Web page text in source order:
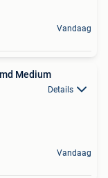
Vandaag
Medium
Details
Vandaag